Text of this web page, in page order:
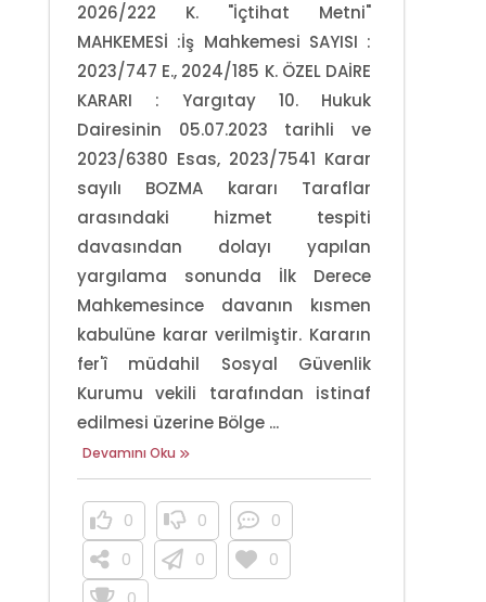
2026/222 K. "İçtihat Metni"
MAHKEMESİ :İş Mahkemesi SAYISI :
2023/747 E., 2024/185 K. ÖZEL DAİRE
KARARI : Yargıtay 10. Hukuk
Dairesinin 05.07.2023 tarihli ve
2023/6380 Esas, 2023/7541 Karar
sayılı BOZMA kararı Taraflar
arasındaki hizmet tespiti
davasından dolayı yapılan
yargılama sonunda İlk Derece
Mahkemesince davanın kısmen
kabulüne karar verilmiştir. Kararın
fer'î müdahil Sosyal Güvenlik
Kurumu vekili tarafından istinaf
edilmesi üzerine Bölge ...
Devamını Oku
0 0
0
0
0
0